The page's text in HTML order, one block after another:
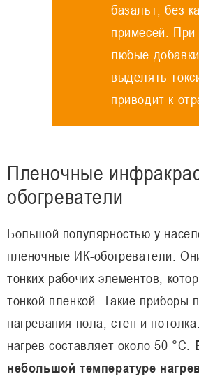
базальт, без
примесей. При
любые
выделять
приводит к
Пленочные
обогреватели
Большой популярностью у
пленочные ИК-обогреватели.
тонких рабочих элементов,
тонкой пленкой. Такие приборы
нагревания пола, стен и
нагрев составляет около 50 °C.
небольшой температуре